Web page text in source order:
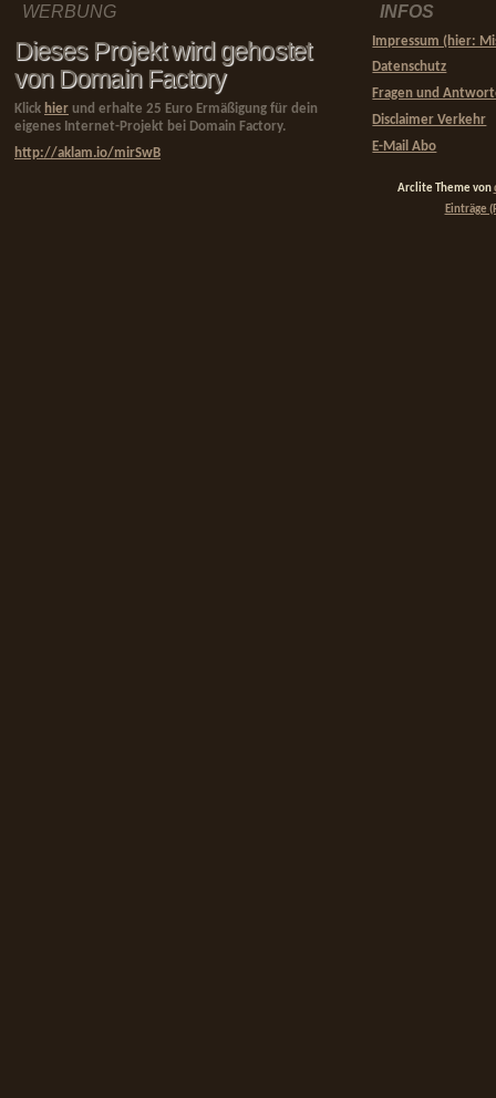
WERBUNG
Dieses Projekt wird gehostet
von Domain Factory
Klick hier und erhalte 25 Euro Ermäßigung für dein
eigenes Internet-Projekt bei Domain Factory.
http://aklam.io/mirSwB
INFOS
Impressum (hier:
Datenschutz
Fragen und
Disclaimer Verkehr
E-Mail Abo
Arclite Theme von
Einträge